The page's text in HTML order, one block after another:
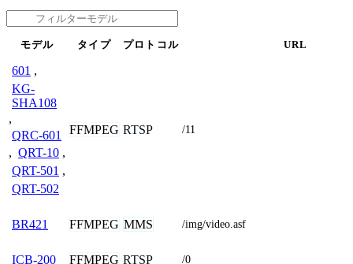
モデル タイプ プロトコル URL
601 ,
KG-
SHA108
,
QRC-601
, QRT-10 ,
QRT-501 ,
QRT-502
FFMPEG RTSP /11
BR421 FFMPEG MMS /img/video.asf
ICB-200 FFMPEG RTSP /0